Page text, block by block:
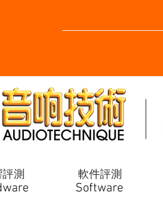
測 軟件評測
Software